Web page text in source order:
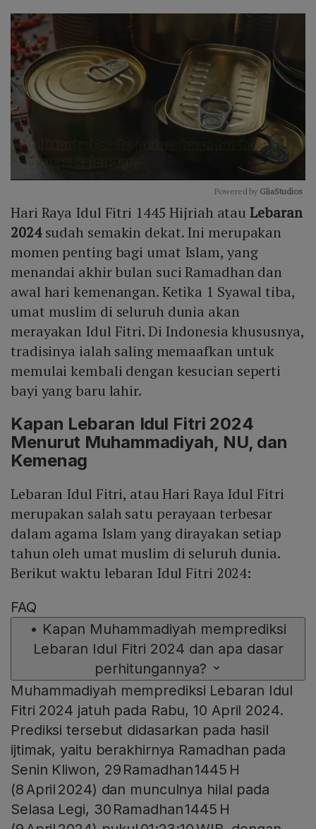
Mute
Powered by GliaStudios
Hari Raya Idul Fitri 1445 Hijriah atauLebaran
2024sudah semakin dekat. Ini merupakan
momen penting bagi umat Islam, yang
menandai akhir bulan suci Ramadhan dan
awal hari kemenangan. Ketika 1 Syawal tiba,
umat muslim di seluruh dunia akan
merayakan Idul Fitri. Di Indonesia khususnya,
tradisinya ialah saling memaafkan untuk
memulai kembali dengan kesucian seperti
bayi yang baru lahir.
Kapan Lebaran Idul Fitri 2024
Menurut Muhammadiyah, NU, dan
Kemenag
Lebaran Idul Fitri, atau Hari Raya Idul Fitri
merupakan salah satu perayaan terbesar
dalam agama Islam yang dirayakan setiap
tahun oleh umat muslim di seluruh dunia.
Berikut waktu lebaran Idul Fitri 2024:
FAQ
• Kapan Muhammadiyah memprediksi
Lebaran Idul Fitri 2024 dan apa dasar
perhitungannya?
Muhammadiyah memprediksi Lebaran Idul
Fitri 2024 jatuh pada Rabu, 10 April 2024.
Prediksi tersebut didasarkan pada hasil
ijtimak, yaitu berakhirnya Ramadhan pada
Senin Kliwon, 29 Ramadhan 1445 H
(8 April 2024) dan munculnya hilal pada
Selasa Legi, 30 Ramadhan 1445 H